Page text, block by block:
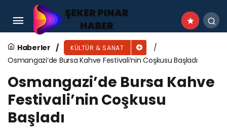
Haberler KÜLTÜR & SANAT
Osmangazi’de Bursa Kahve Festivali’nin Coşkusu Başladı
Osmangazi’de Bursa Kahve
Festivali’nin Coşkusu
Başladı
9. Beylikdüzü Klasik Müzik Günleri Başladı